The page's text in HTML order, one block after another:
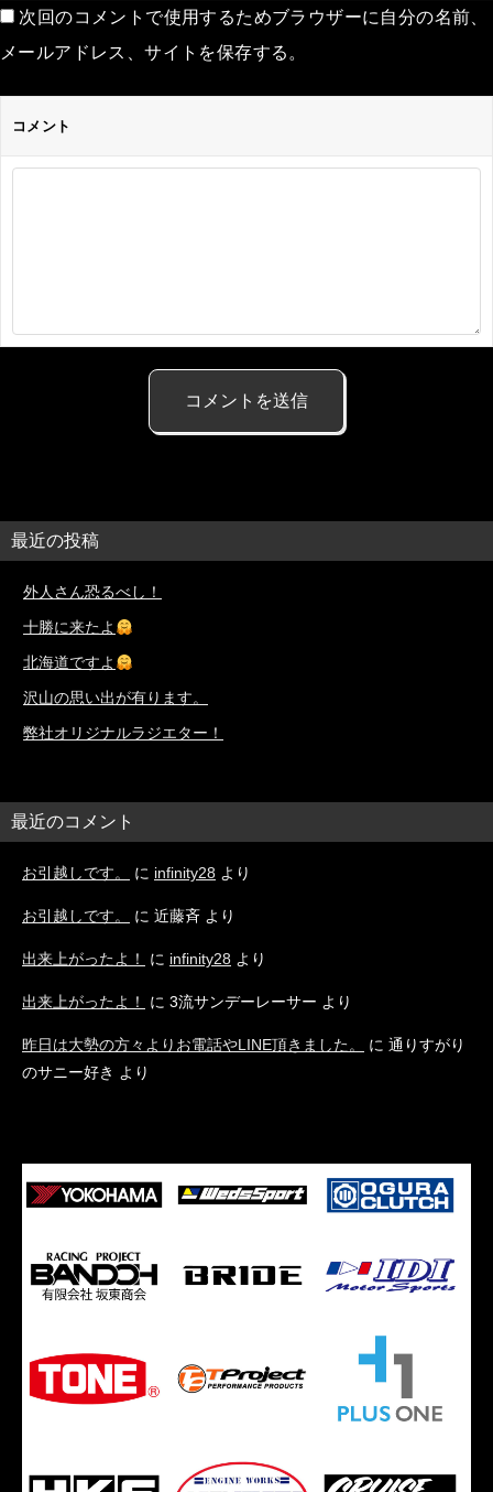
次回のコメントで使用するためブラウザーに自分の名前、
メールアドレス、サイトを保存する。
コメント
最近の投稿
外人さん恐るべし！
十勝に来たよ
北海道ですよ
沢山の思い出が有ります。
弊社オリジナルラジエター！
最近のコメント
お引越しです。 に infinity28 より
お引越しです。 に 近藤斉 より
出来上がったよ！ に infinity28 より
出来上がったよ！ に 3流サンデーレーサー より
昨日は大勢の方々よりお電話やLINE頂きました。 に 通りすがり
のサニー好き より